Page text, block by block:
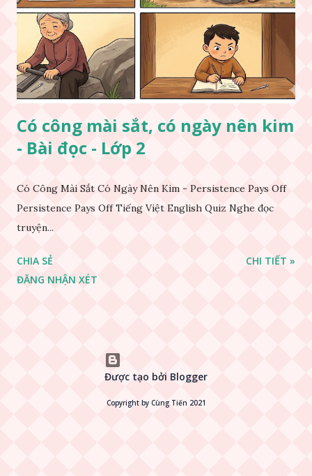
Có công mài sắt, có ngày nên kim
- Bài đọc - Lớp 2
Có Công Mài Sắt Có Ngày Nên Kim - Persistence Pays Off
Persistence Pays Off Tiếng Việt English Quiz Nghe đọc
truyện...
CHIA SẺ
ĐĂNG NHẬN XÉT
CHI TIẾT »
Được tạo bởi Blogger
Copyright by Cùng Tiến 2021